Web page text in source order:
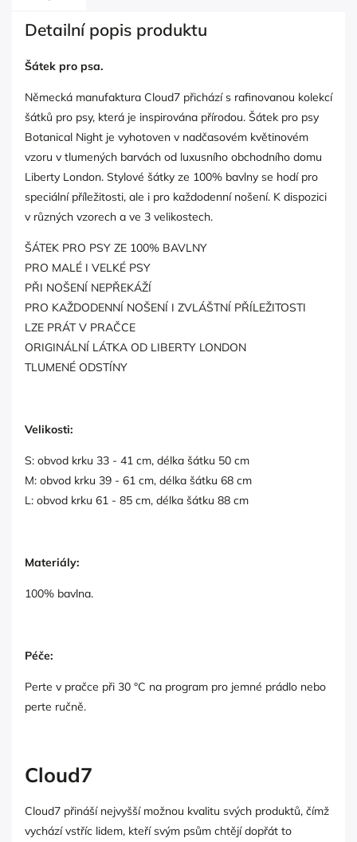
Detailní popis produktu
Šátek pro psa.
Německá manufaktura Cloud7 přichází s rafinovanou kolekcí
šátků pro psy, která je inspirována přírodou. Šátek pro psy
Botanical Night je vyhotoven v nadčasovém květinovém
vzoru v tlumených barvách od luxusního obchodního domu
Liberty London. Stylové šátky ze 100% bavlny se hodí pro
speciální příležitosti, ale i pro každodenní nošení. K dispozici
v různých vzorech a ve 3 velikostech.
ŠÁTEK PRO PSY ZE 100% BAVLNY
PRO MALÉ I VELKÉ PSY
PŘI NOŠENÍ NEPŘEKÁŽÍ
PRO KAŽDODENNÍ NOŠENÍ I ZVLÁŠTNÍ PŘÍLEŽITOSTI
LZE PRÁT V PRAČCE
ORIGINÁLNÍ LÁTKA OD LIBERTY LONDON
TLUMENÉ ODSTÍNY
Velikosti:
S: obvod krku 33 - 41 cm, délka šátku 50 cm
M: obvod krku 39 - 61 cm, délka šátku 68 cm
L: obvod krku 61 - 85 cm, délka šátku 88 cm
Materiály:
100% bavlna.
Péče:
Perte v pračce při 30 °C na program pro jemné prádlo nebo
perte ručně.
Cloud7
Cloud7 přináší nejvyšší možnou kvalitu svých produktů, čímž
vychází vstříc lidem, kteří svým psům chtějí dopřát to